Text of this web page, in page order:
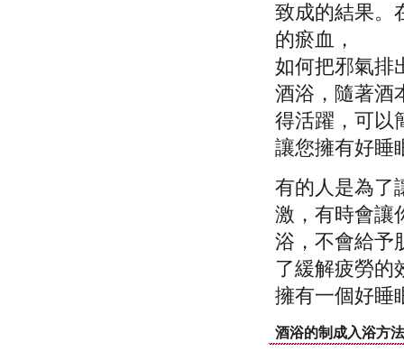
致成的結果。
的瘀血，
如何把邪氣排
酒浴，隨著酒
得活躍，可以
讓您擁有好睡
有的人是為了
激，有時會讓
浴，不會給予
了緩解疲勞的
擁有一個好睡
酒浴的制成入浴方法